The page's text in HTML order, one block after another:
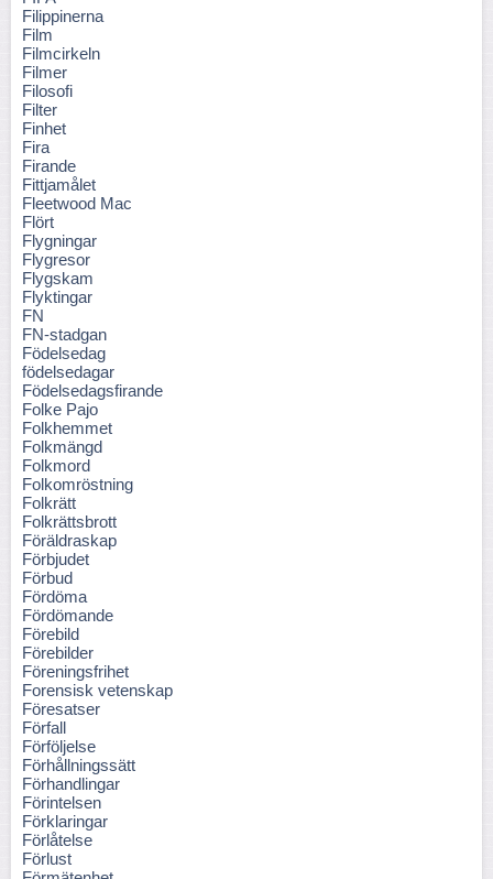
Filippinerna
Film
Filmcirkeln
Filmer
Filosofi
Filter
Finhet
Fira
Firande
Fittjamålet
Fleetwood Mac
Flört
Flygningar
Flygresor
Flygskam
Flyktingar
FN
FN-stadgan
Födelsedag
födelsedagar
Födelsedagsfirande
Folke Pajo
Folkhemmet
Folkmängd
Folkmord
Folkomröstning
Folkrätt
Folkrättsbrott
Föräldraskap
Förbjudet
Förbud
Fördöma
Fördömande
Förebild
Förebilder
Föreningsfrihet
Forensisk vetenskap
Föresatser
Förfall
Förföljelse
Förhållningssätt
Förhandlingar
Förintelsen
Förklaringar
Förlåtelse
Förlust